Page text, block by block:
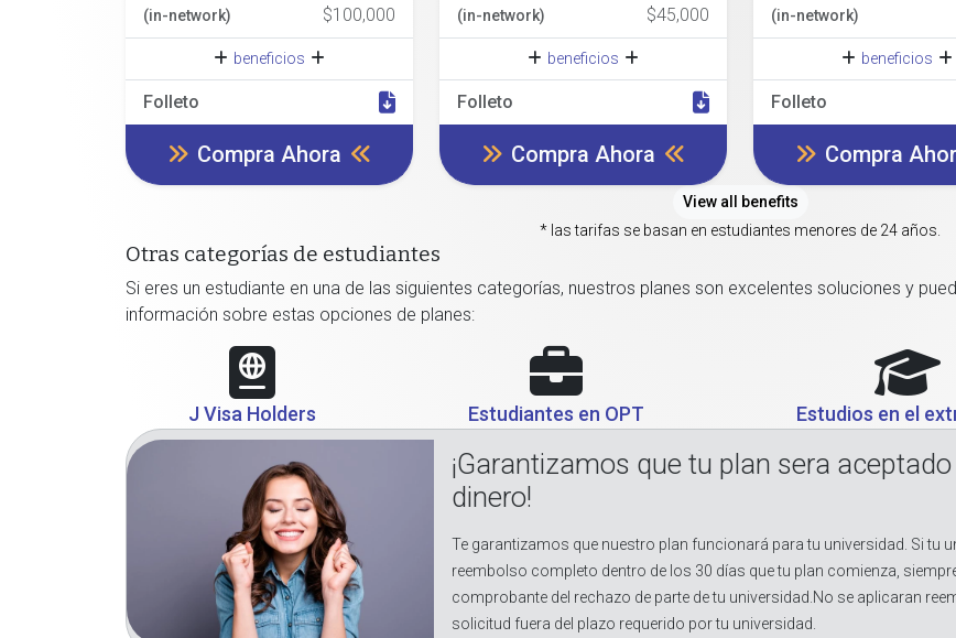
(in-network)
$100,000
beneficios
Folleto
Compra Ahora
(in-network)
$45,000
beneficios
Folleto
Compra Ahora
(in-network)
beneficios
Folleto
Compra
View all benefits
* las tarifas se basan en estudiantes menores de 24 años.
Otras categorías de estudiantes
Si eres un estudiante en una de las siguientes categorías, nuestros planes son excelentes soluciones y
información sobre estas opciones de planes:
J Visa Holders Estudiantes en OPT Estudios en el
¡Garantizamos que tu plan sera
dinero!
Te garantizamos que nuestro plan funcionará para tu universidad. Si tu
reembolso completo dentro de los 30 días que tu plan comienza,
comprobante del rechazo de parte de tu universidad.No se aplicaran
solicitud fuera del plazo requerido por tu universidad.